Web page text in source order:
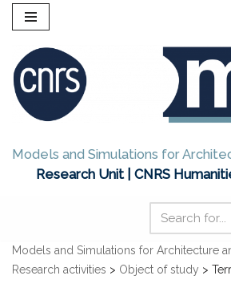
to
content
Models and Simulations for
Research Unit | CNRS
Models and Simulations for Architecture
Research activities > Object of study >